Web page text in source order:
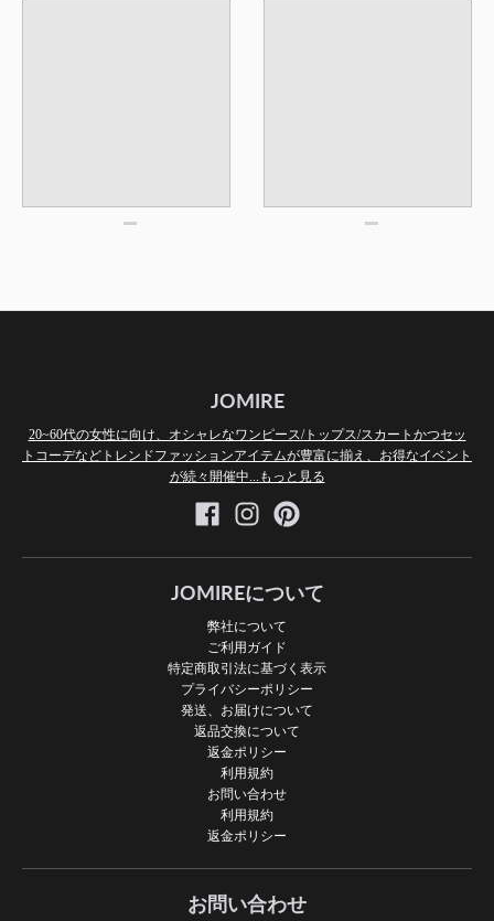
JOMIRE
20~60代の女性に向け、オシャレなワンピース/トップス/スカートかつセッ
トコーデなどトレンドファッションアイテムが豊富に揃え、お得なイベント
が続々開催中...もっと見る
JOMIREについて
弊社について
ご利用ガイド
特定商取引法に基づく表示
プライバシーポリシー
発送、お届けについて
返品交換について
返金ポリシー
利用規約
お問い合わせ
利用規約
返金ポリシー
お問い合わせ